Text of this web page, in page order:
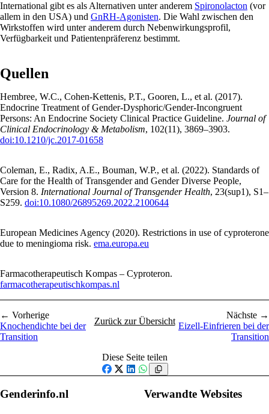
International gibt es als Alternativen unter anderem Spironolacton (vor
allem in den USA) und GnRH-Agonisten. Die Wahl zwischen den
Wirkstoffen wird unter anderem durch Nebenwirkungsprofil,
Verfügbarkeit und Patientenpräferenz bestimmt.
Quellen
Hembree, W.C., Cohen-Kettenis, P.T., Gooren, L., et al. (2017).
Endocrine Treatment of Gender-Dysphoric/Gender-Incongruent
Persons: An Endocrine Society Clinical Practice Guideline. Journal of
Clinical Endocrinology & Metabolism, 102(11), 3869–3903.
doi:10.1210/jc.2017-01658
Coleman, E., Radix, A.E., Bouman, W.P., et al. (2022). Standards of
Care for the Health of Transgender and Gender Diverse People,
Version 8. International Journal of Transgender Health, 23(sup1), S1–
S259. doi:10.1080/26895269.2022.2100644
European Medicines Agency (2020). Restrictions in use of cyproterone
due to meningioma risk. ema.europa.eu
Farmacotherapeutisch Kompas – Cyproteron.
farmacotherapeutischkompas.nl
← Vorherige
Knochendichte bei der
Transition
Zurück zur Übersicht
Nächste →
Eizell-Einfrieren bei der
Transition
Diese Seite teilen
Facebook
X LinkedIn
WhatsApp
Genderinfo.nl Verwandte Websites